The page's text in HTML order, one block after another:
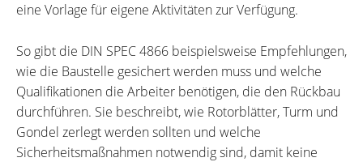
eine Vorlage für eigene Aktivitäten zur Verfügung.
So gibt die DIN SPEC 4866 beispielsweise Empfehlungen,
wie die Baustelle gesichert werden muss und welche
Qualifikationen die Arbeiter benötigen, die den Rückbau
durchführen. Sie beschreibt, wie Rotorblätter, Turm und
Gondel zerlegt werden sollten und welche
Sicherheitsmaßnahmen notwendig sind, damit keine